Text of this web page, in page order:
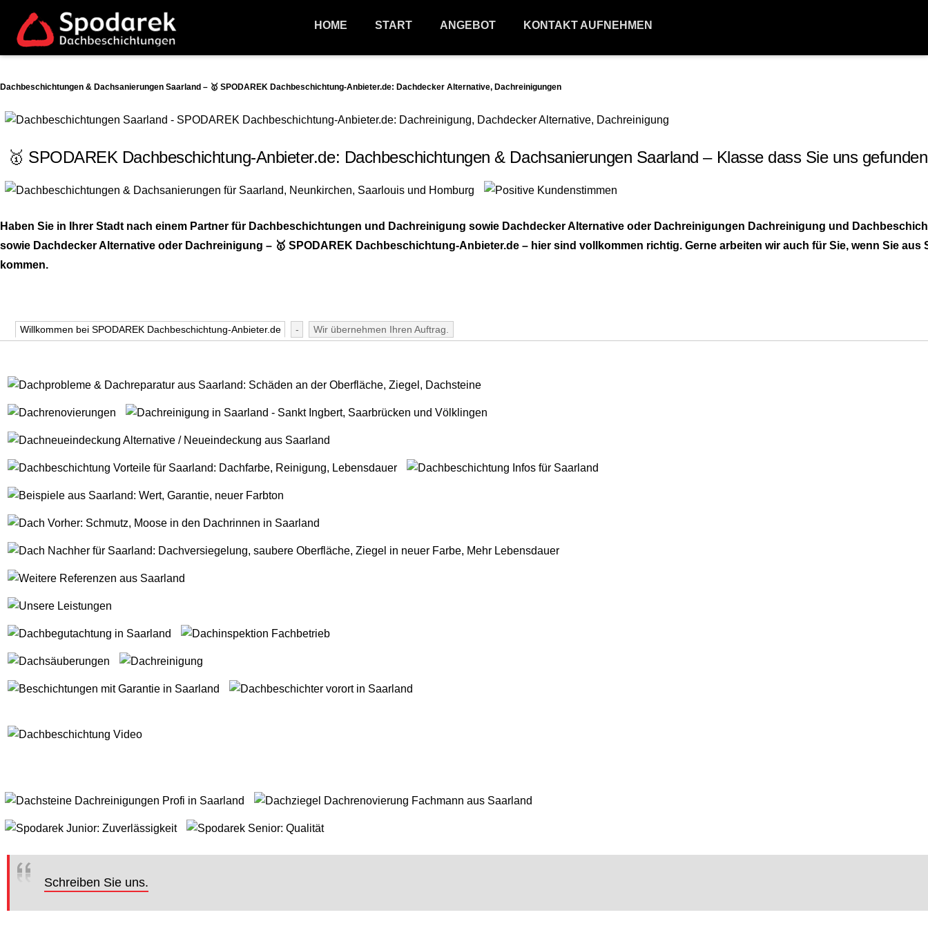
HOME START ANGEBOT KONTAKT AUFNEHMEN
Dachbeschichtungen & Dachsanierungen Saarland – 🥇 SPODAREK Dachbeschichtung-Anbieter.de: Dachdecker Alternative, Dachreinigungen
🥇 SPODAREK Dachbeschichtung-Anbieter.de: Dachbeschichtungen & Dachsanierungen Saarland – Klasse dass Sie uns
Haben Sie in Ihrer Stadt nach einem Partner für Dachbeschichtungen und Dachreinigung sowie Dachdecker Alternative oder Dachreinigungen Dachreinigung und
sowie Dachdecker Alternative oder Dachreinigung – 🥇 SPODAREK Dachbeschichtung-Anbieter.de – hier sind vollkommen richtig. Gerne arbeiten wir auch für Sie, wenn Sie aus
kommen.
Willkommen bei SPODAREK Dachbeschichtung-Anbieter.de - Wir übernehmen Ihren Auftrag.
Schreiben Sie uns.